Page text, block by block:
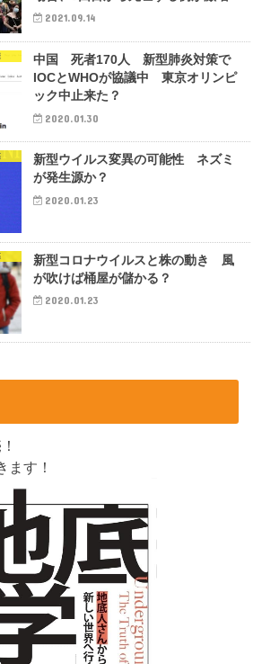
2021.09.14
中国 死者170人 新型肺炎対策で
IOCとWHOが協議中 東京オリンピ
ック中止来た？
2020.01.30
新型ウイルス変異の可能性 ネズミ
が発生源か？
2020.01.23
新型コロナウイルスと株の動き 風
が吹けば桶屋が儲かる？
2020.01.23
ます！